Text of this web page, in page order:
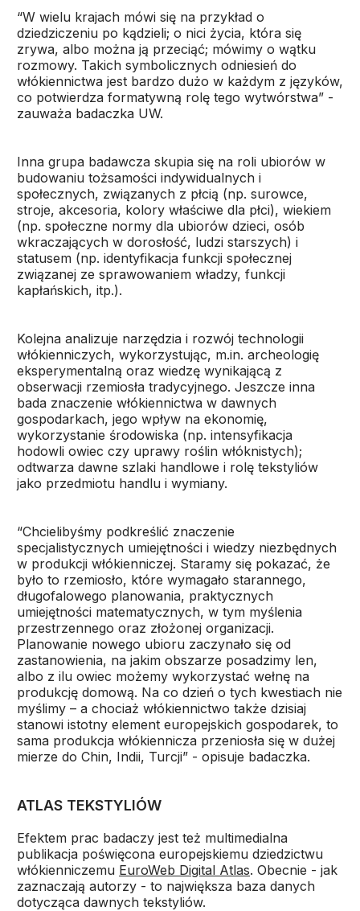
“W wielu krajach mówi się na przykład o
dziedziczeniu po kądzieli; o nici życia, która się
zrywa, albo można ją przeciąć; mówimy o wątku
rozmowy. Takich symbolicznych odniesień do
włókiennictwa jest bardzo dużo w każdym z języków,
co potwierdza formatywną rolę tego wytwórstwa” -
zauważa badaczka UW.
Inna grupa badawcza skupia się na roli ubiorów w
budowaniu tożsamości indywidualnych i
społecznych, związanych z płcią (np. surowce,
stroje, akcesoria, kolory właściwe dla płci), wiekiem
(np. społeczne normy dla ubiorów dzieci, osób
wkraczających w dorosłość, ludzi starszych) i
statusem (np. identyfikacja funkcji społecznej
związanej ze sprawowaniem władzy, funkcji
kapłańskich, itp.).
Kolejna analizuje narzędzia i rozwój technologii
włókienniczych, wykorzystując, m.in. archeologię
eksperymentalną oraz wiedzę wynikającą z
obserwacji rzemiosła tradycyjnego. Jeszcze inna
bada znaczenie włókiennictwa w dawnych
gospodarkach, jego wpływ na ekonomię,
wykorzystanie środowiska (np. intensyfikacja
hodowli owiec czy uprawy roślin włóknistych);
odtwarza dawne szlaki handlowe i rolę tekstyliów
jako przedmiotu handlu i wymiany.
“Chcielibyśmy podkreślić znaczenie
specjalistycznych umiejętności i wiedzy niezbędnych
w produkcji włókienniczej. Staramy się pokazać, że
było to rzemiosło, które wymagało starannego,
długofalowego planowania, praktycznych
umiejętności matematycznych, w tym myślenia
przestrzennego oraz złożonej organizacji.
Planowanie nowego ubioru zaczynało się od
zastanowienia, na jakim obszarze posadzimy len,
albo z ilu owiec możemy wykorzystać wełnę na
produkcję domową. Na co dzień o tych kwestiach nie
myślimy – a chociaż włókiennictwo także dzisiaj
stanowi istotny element europejskich gospodarek, to
sama produkcja włókiennicza przeniosła się w dużej
mierze do Chin, Indii, Turcji” - opisuje badaczka.
ATLAS TEKSTYLIÓW
Efektem prac badaczy jest też multimedialna
publikacja poświęcona europejskiemu dziedzictwu
włókienniczemu EuroWeb Digital Atlas. Obecnie - jak
zaznaczają autorzy - to największa baza danych
dotycząca dawnych tekstyliów.